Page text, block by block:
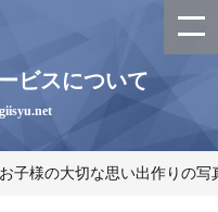
ビスについて
お子様の大切な思い出作りの写